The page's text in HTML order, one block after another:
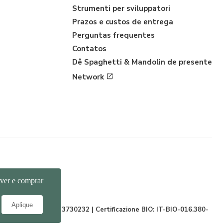
Strumenti per sviluppatori
Prazos e custos de entrega
Perguntas frequentes
Contatos
Dê Spaghetti & Mandolin de presente
Network
| P.I. IT04913730232 | Certificazione BIO: IT-BIO-016.380-